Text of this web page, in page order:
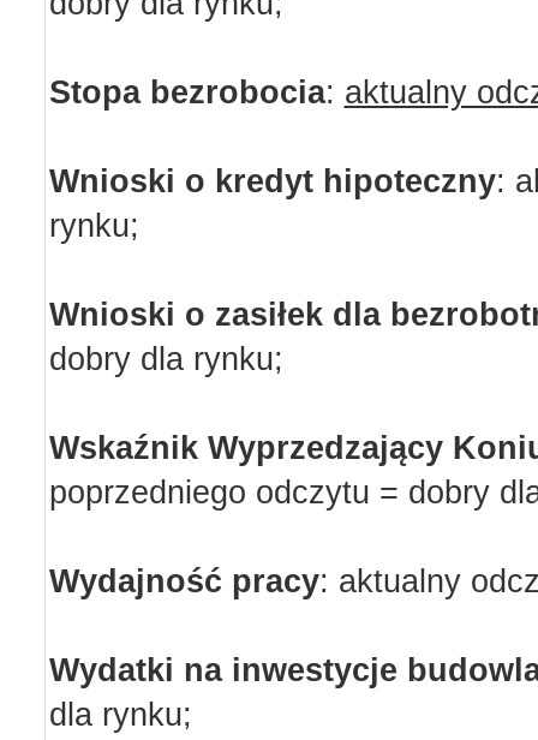
Stopa bezrobocia: aktualny
Wnioski o kredyt hipoteczny:
rynku;
Wnioski o zasiłek dla
dobry dla rynku;
Wskaźnik Wyprzedzający
poprzedniego odczytu = dobry
Wydajność pracy: aktualny
Wydatki na inwestycje
dla rynku;